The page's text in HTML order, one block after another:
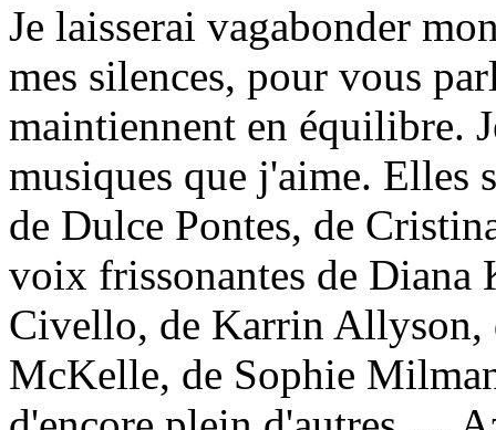
Je laisserai vagabonder
mes silences, pour vous
maintiennent en équilibre.
musiques que j'aime. Elles
de Dulce Pontes, de
voix frissonantes de Diana
Civello, de Karrin Allyson,
McKelle, de Sophie